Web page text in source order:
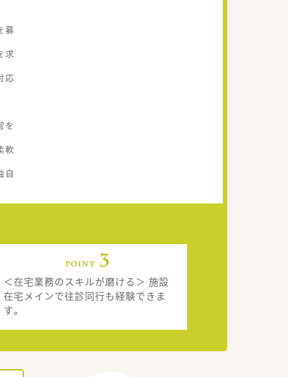
募
求
応
を
軟
自
＜在宅業務のスキルが磨ける＞ 施設
在宅メインで往診同行も経験できま
す。